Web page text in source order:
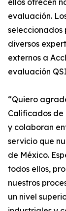
ellos ofrecen
evaluación.
seleccionados
diversos
externos a
evaluación
“Quiero
Calificados de
y colaboran
servicio que
de México.
todos ellos,
nuestros
un nivel